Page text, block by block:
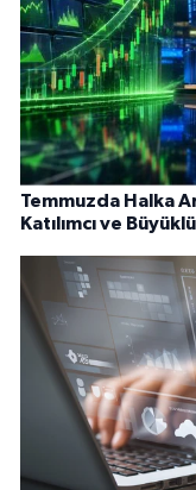
Temmuzda Halka
Katılımcı ve